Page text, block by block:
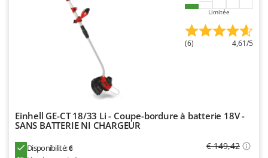
Tellarini Pompe
Tineco
Limitée
(6) 4,61/5
Einhell GE-CT 18/33 Li - Coupe-bordure à batterie 18V -
SANS BATTERIE NI CHARGEUR
Disponibilité:6
€ 149,42